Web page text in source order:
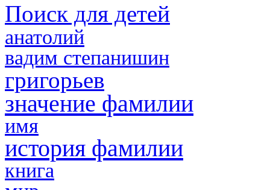
Поиск для детей
анатолий
вадим степанишин
григорьев
значение фамилии
имя
история фамилии
книга